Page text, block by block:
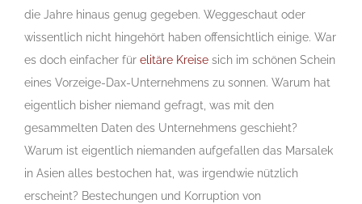
die Jahre hinaus genug gegeben. Weggeschaut oder
wissentlich nicht hingehört haben offensichtlich einige. War
es doch einfacher für elitäre Kreise sich im schönen Schein
eines Vorzeige-Dax-Unternehmens zu sonnen. Warum hat
eigentlich bisher niemand gefragt, was mit den
gesammelten Daten des Unternehmens geschieht?
Warum ist eigentlich niemanden aufgefallen das Marsalek
in Asien alles bestochen hat, was irgendwie nützlich
erscheint? Bestechungen und Korruption von